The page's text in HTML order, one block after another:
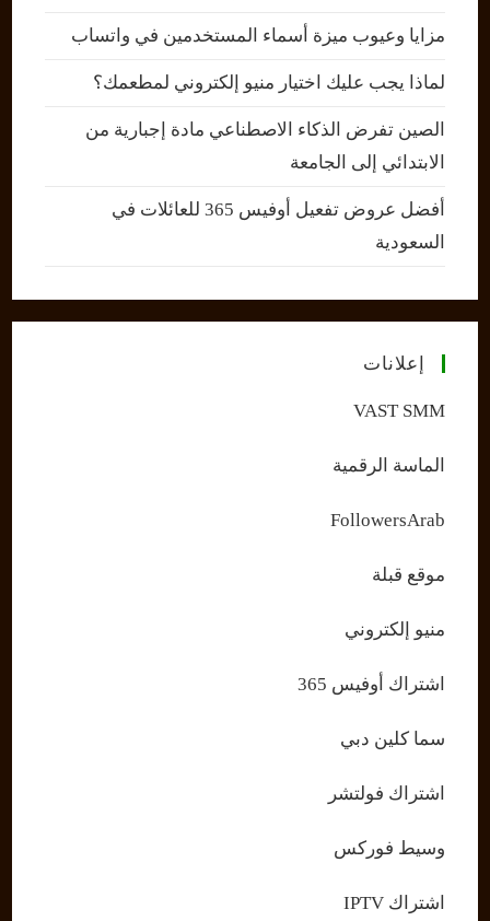
مزايا وعيوب ميزة أسماء المستخدمين في واتساب
لماذا يجب عليك اختيار منيو إلكتروني لمطعمك؟
الصين تفرض الذكاء الاصطناعي مادة إجبارية من
الابتدائي إلى الجامعة
أفضل عروض تفعيل أوفيس 365 للعائلات في
السعودية
إعلانات
VAST SMM
الماسة الرقمية
FollowersArab
موقع قبلة
منيو إلكتروني
اشتراك أوفيس 365
سما كلين دبي
اشتراك فولتشر
وسيط فوركس
اشتراك IPTV